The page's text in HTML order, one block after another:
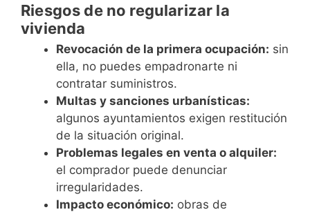
Riesgos de no regularizar la
vivienda
Revocación de la primera ocupación: sin
ella, no puedes empadronarte ni
contratar suministros.
Multas y sanciones urbanísticas:
algunos ayuntamientos exigen restitución
de la situación original.
Problemas legales en venta o alquiler:
el comprador puede denunciar
irregularidades.
Impacto económico: obras de